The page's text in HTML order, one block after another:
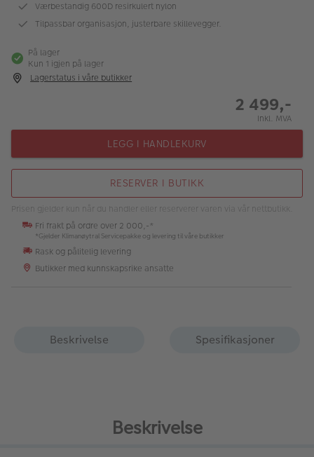
Lagersalg
Fotokurs
Værbestandig 600D resirkulert nylon
Tilpassbar organisasjon, justerbare skillevegger.
På lager
Kun 1 igjen på lager
Lagerstatus i våre butikker
2 499,-
Inkl. MVA
LEGG I HANDLEKURV
RESERVER I BUTIKK
Prisen gjelder kun når du handler eller reserverer varen via vår nettbutikk.
Fri frakt på ordre over 2 000,-*
*Gjelder Klimanøytral Servicepakke og levering til våre butikker
Rask og pålitelig levering
Butikker med kunnskapsrike ansatte
Beskrivelse Spesifikasjoner
Beskrivelse